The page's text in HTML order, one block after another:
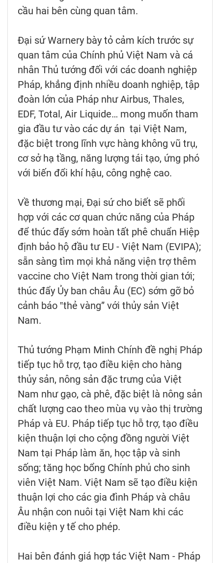
cầu hai bên cùng quan tâm.
Đại sứ Warnery bày tỏ cảm kích trước sự
quan tâm của Chính phủ Việt Nam và cá
nhân Thủ tướng đối với các doanh nghiệp
Pháp, khẳng định nhiều doanh nghiệp, tập
đoàn lớn của Pháp như Airbus, Thales,
EDF, Total, Air Liquide… mong muốn tham
gia đầu tư vào các dự án tại Việt Nam,
đặc biệt trong lĩnh vực hàng không vũ trụ,
cơ sở hạ tầng, năng lượng tái tạo, ứng phó
với biến đổi khí hậu, công nghệ cao.
Về thương mại, Đại sứ cho biết sẽ phối
hợp với các cơ quan chức năng của Pháp
để thúc đẩy sớm hoàn tất phê chuẩn Hiệp
định bảo hộ đầu tư EU - Việt Nam (EVIPA);
sẵn sàng tìm mọi khả năng viện trợ thêm
vaccine cho Việt Nam trong thời gian tới;
thúc đẩy Ủy ban châu Âu (EC) sớm gỡ bỏ
cảnh báo ‟thẻ vàng” với thủy sản Việt
Nam.
Thủ tướng Phạm Minh Chính đề nghị Pháp
tiếp tục hỗ trợ, tạo điều kiện cho hàng
thủy sản, nông sản đặc trưng của Việt
Nam như gạo, cà phê, đặc biệt là nông sản
chất lượng cao theo mùa vụ vào thị trường
Pháp và EU. Pháp tiếp tục hỗ trợ, tạo điều
kiện thuận lợi cho cộng đồng người Việt
Nam tại Pháp làm ăn, học tập và sinh
sống; tăng học bổng Chính phủ cho sinh
viên Việt Nam. Việt Nam sẽ tạo điều kiện
thuận lợi cho các gia đình Pháp và châu
Âu nhận con nuôi tại Việt Nam khi các
điều kiện y tế cho phép.
Hai bên đánh giá hợp tác Việt Nam - Pháp